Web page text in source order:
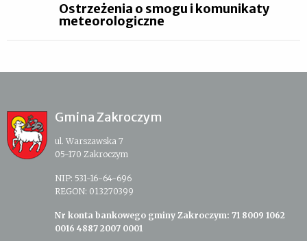
Ostrzeżenia o smogu i komunikaty
meteorologiczne
Gmina Zakroczym
ul. Warszawska 7
05-170 Zakroczym
NIP: 531-16-64-696
REGON: 013270399
Nr konta bankowego gminy Zakroczym: 71 8009 1062
0016 4887 2007 0001